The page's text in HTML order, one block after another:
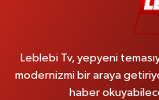
Leblebi Tv, yepyeni
modernizmi bir araya
haber